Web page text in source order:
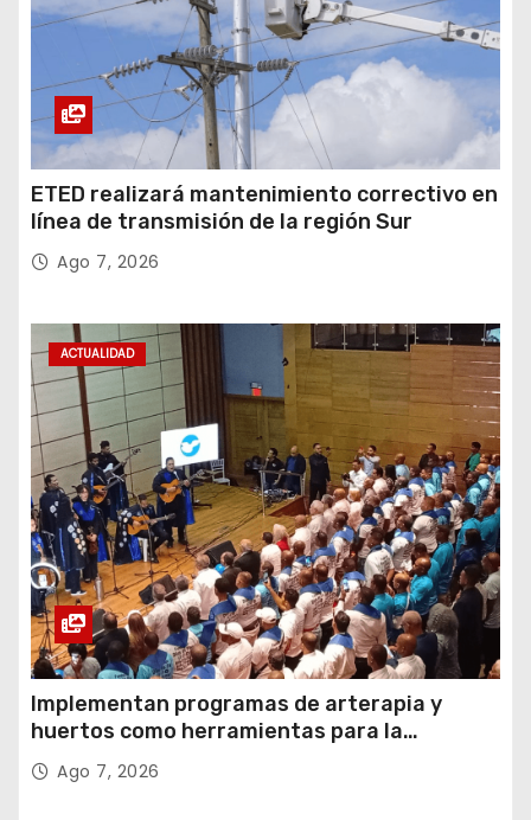
ETED realizará mantenimiento correctivo en
línea de transmisión de la región Sur
Ago 7, 2026
ACTUALIDAD
Implementan programas de arterapia y
huertos como herramientas para la
recuperación y la inclusión social
Ago 7, 2026